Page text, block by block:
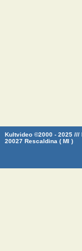
Kultvideo ©2000 - 2025 ///
20027 Rescaldina ( MI )